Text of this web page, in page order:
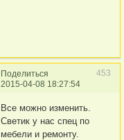
Поделиться
453
2015-04-08 18:27:54
Все можно изменить.
Светик у нас спец по
мебели и ремонту.